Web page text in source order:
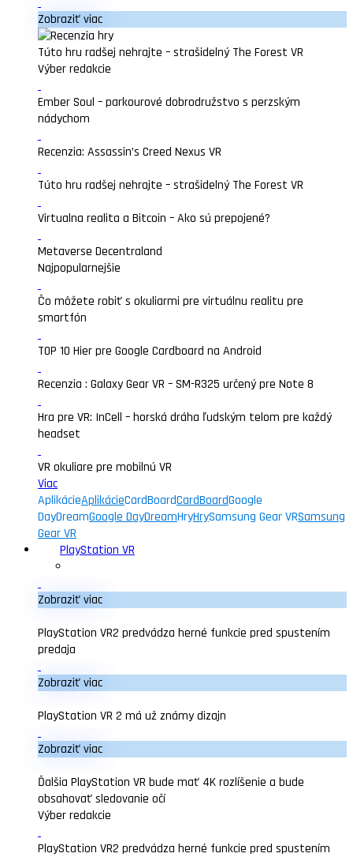
Zobraziť viac
Túto hru radšej nehrajte – strašidelný The Forest VR
Výber redakcie
Ember Soul – parkourové dobrodružstvo s perzským
nádychom
Recenzia: Assassin’s Creed Nexus VR
Túto hru radšej nehrajte – strašidelný The Forest VR
Virtualna realita a Bitcoin – Ako sú prepojené?
Metaverse Decentraland
Najpopularnejšie
Čo môžete robiť s okuliarmi pre virtuálnu realitu pre
smartfón
TOP 10 Hier pre Google Cardboard na Android
Recenzia : Galaxy Gear VR – SM-R325 určený pre Note 8
Hra pre VR: InCell – horská dráha ľudským telom pre každý
headset
VR okuliare pre mobilnú VR
Viac
AplikácieAplikácieCardBoardCardBoardGoogle
DayDreamGoogle DayDreamHryHrySamsung Gear VRSamsung
Gear VR
PlayStation VR
Zobraziť viac
PlayStation VR2 predvádza herné funkcie pred spustením
predaja
Zobraziť viac
PlayStation VR 2 má už známy dizajn
Zobraziť viac
Ďalšia PlayStation VR bude mať 4K rozlíšenie a bude
obsahovať sledovanie očí
Výber redakcie
PlayStation VR2 predvádza herné funkcie pred spustením